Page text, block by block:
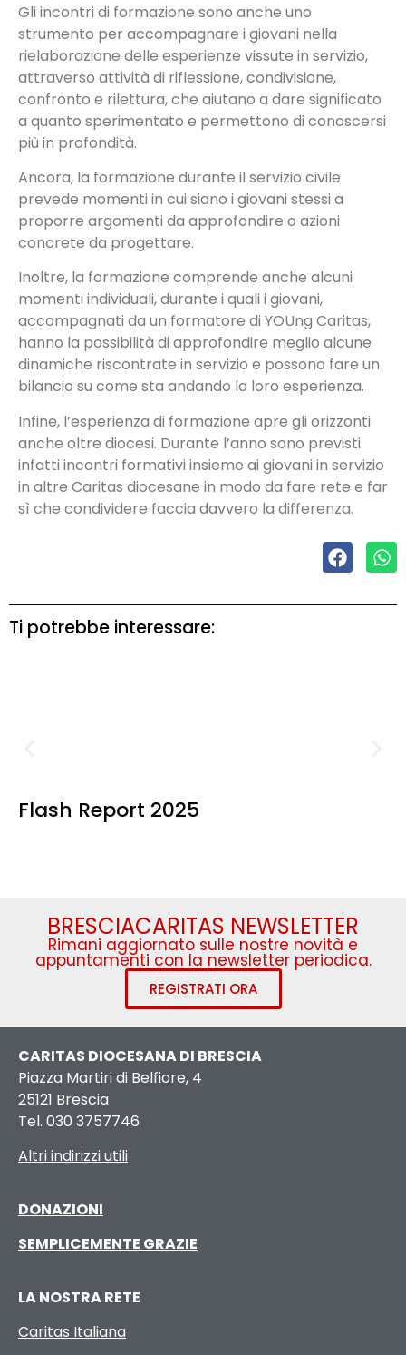
Gli incontri di formazione sono anche uno
strumento per accompagnare i giovani nella
rielaborazione delle esperienze vissute in servizio,
attraverso attività di riflessione, condivisione,
confronto e rilettura, che aiutano a dare significato
a quanto sperimentato e permettono di conoscersi
più in profondità.
Ancora, la formazione durante il servizio civile
prevede momenti in cui siano i giovani stessi a
proporre argomenti da approfondire o azioni
concrete da progettare.
Inoltre, la formazione comprende anche alcuni
momenti individuali, durante i quali i giovani,
accompagnati da un formatore di YOUng Caritas,
hanno la possibilità di approfondire meglio alcune
dinamiche riscontrate in servizio e possono fare un
bilancio su come sta andando la loro esperienza.
Infine, l’esperienza di formazione apre gli orizzonti
anche oltre diocesi. Durante l’anno sono previsti
infatti incontri formativi insieme ai giovani in servizio
in altre Caritas diocesane in modo da fare rete e far
sì che condividere faccia davvero la differenza.
Ti potrebbe interessare:
Flash Report 2025
BRESCIACARITAS NEWSLETTER
Rimani aggiornato sulle nostre novità e
appuntamenti con la newsletter periodica.
REGISTRATI ORA
CARITAS DIOCESANA DI BRESCIA
Piazza Martiri di Belfiore, 4
25121 Brescia
Tel. 030 3757746
Altri indirizzi utili
DONAZIONI
SEMPLICEMENTE GRAZIE
LA NOSTRA RETE
Caritas Italiana